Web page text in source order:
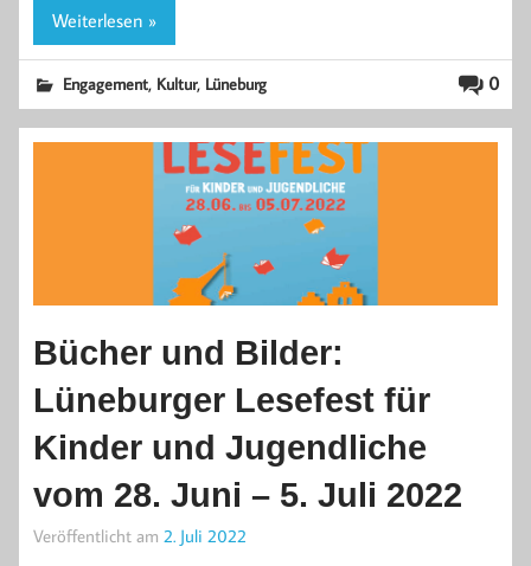
Weiterlesen »
0
Engagement, Kultur, Lüneburg
Bücher und Bilder:
Lüneburger Lesefest für
Kinder und Jugendliche
vom 28. Juni – 5. Juli 2022
Veröffentlicht am 2. Juli 2022